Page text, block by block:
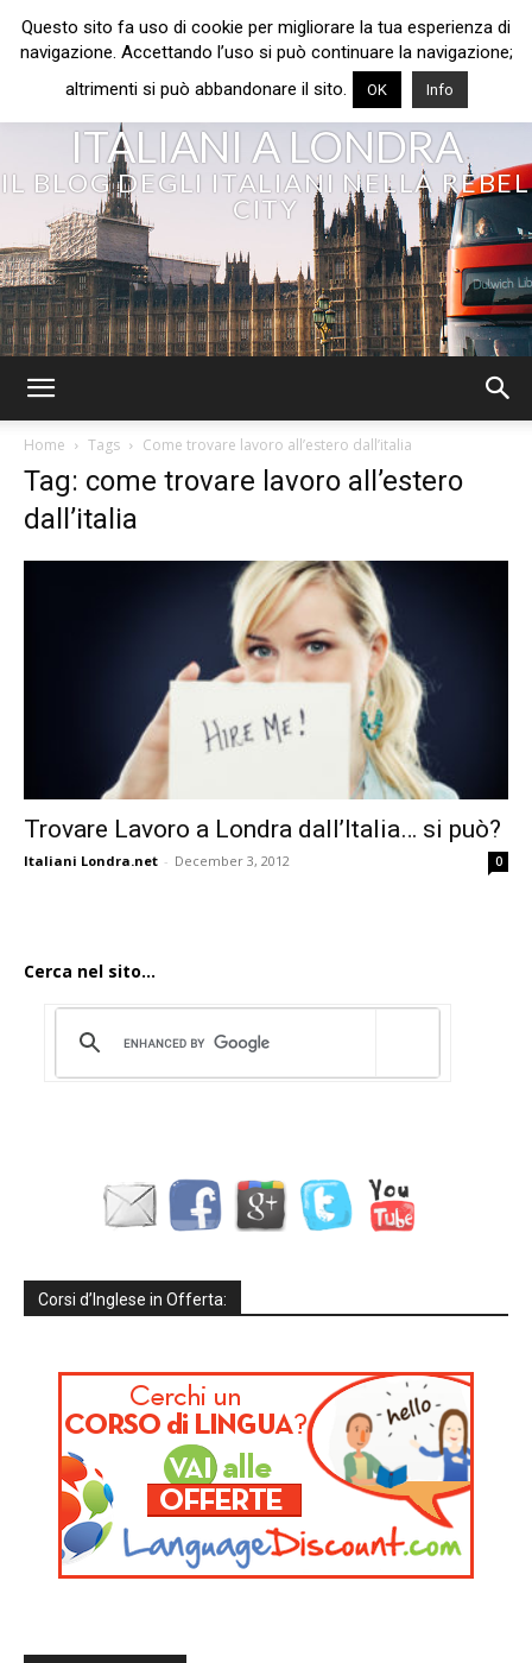
ITALIANI A LONDRA
IL BLOG DEGLI ITALIANI NELLA REBEL
CITY
Home Tags Come trovare lavoro all’estero dall’italia
Tag: come trovare lavoro all’estero
dall’italia
Trovare Lavoro a Londra dall’Italia… si può?
Italiani Londra.net - December 3, 2012 0
Cerca nel sito...
Corsi d’Inglese in Offerta:
Questo sito fa uso di cookie per migliorare la tua esperienza di
navigazione. Accettando l’uso si può continuare la navigazione;
altrimenti si può abbandonare il sito.
OK Info